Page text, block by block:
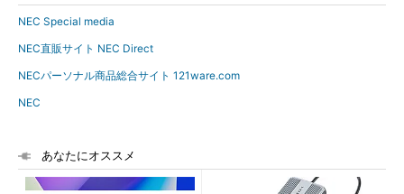
NEC Special media
NEC直販サイト NEC Direct
NECパーソナル商品総合サイト 121ware.com
NEC
あなたにオススメ